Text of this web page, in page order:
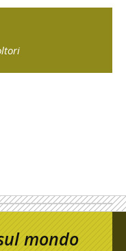
mondo